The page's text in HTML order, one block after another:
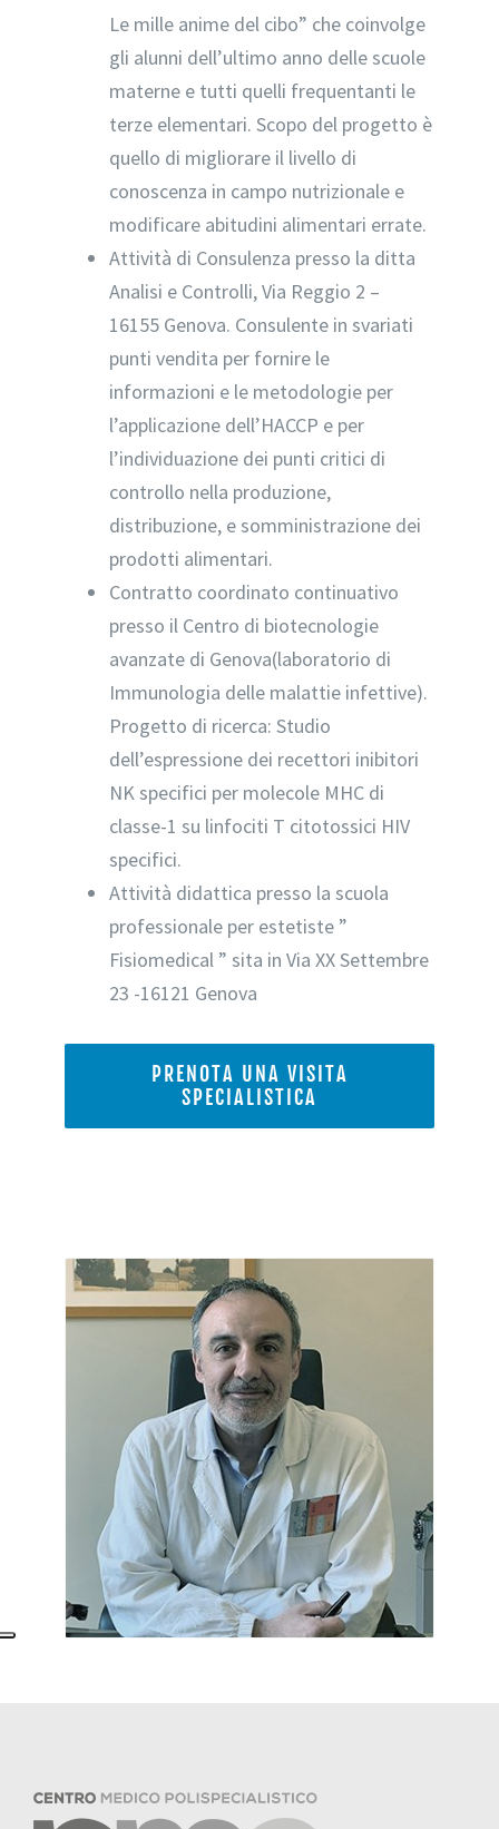
Le mille anime del cibo” che coinvolge
gli alunni dell’ultimo anno delle scuole
materne e tutti quelli frequentanti le
terze elementari. Scopo del progetto è
quello di migliorare il livello di
conoscenza in campo nutrizionale e
modificare abitudini alimentari errate.
Attività di Consulenza presso la ditta
Analisi e Controlli, Via Reggio 2 –
16155 Genova. Consulente in svariati
punti vendita per fornire le
informazioni e le metodologie per
l’applicazione dell’HACCP e per
l’individuazione dei punti critici di
controllo nella produzione,
distribuzione, e somministrazione dei
prodotti alimentari.
Contratto coordinato continuativo
presso il Centro di biotecnologie
avanzate di Genova(laboratorio di
Immunologia delle malattie infettive).
Progetto di ricerca: Studio
dell’espressione dei recettori inibitori
NK specifici per molecole MHC di
classe-1 su linfociti T citotossici HIV
specifici.
Attività didattica presso la scuola
professionale per estetiste ”
Fisiomedical ” sita in Via XX Settembre
23 -16121 Genova
PRENOTA UNA VISITA
SPECIALISTICA